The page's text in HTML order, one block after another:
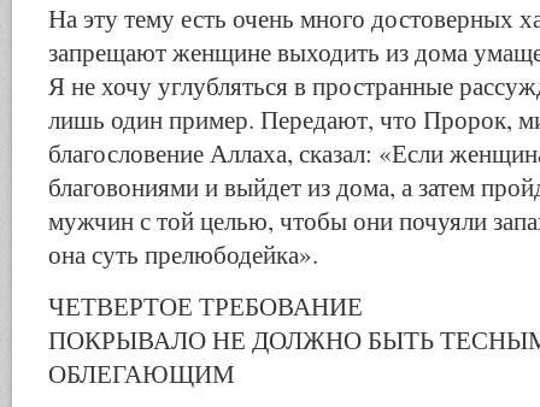
На эту тему есть очень много достоверных
запрещают женщине выходить из дома
Я не хочу углубляться в пространные
лишь один пример. Передают, что Пророк,
благословение Аллаха, сказал: «Если
благовониями и выйдет из дома, а затем
мужчин с той целью, чтобы они почуяли
она суть прелюбодейка».
ЧЕТВЕРТОЕ ТРЕБОВАНИЕ
ПОКРЫВАЛО НЕ ДОЛЖНО БЫТЬ
ОБЛЕГАЮЩИМ